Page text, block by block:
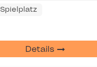
Spielplatz
Details